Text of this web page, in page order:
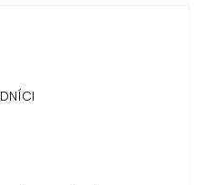
je 1 z 5 hviezdičiek.
je 1 z 5 hviezdičiek.